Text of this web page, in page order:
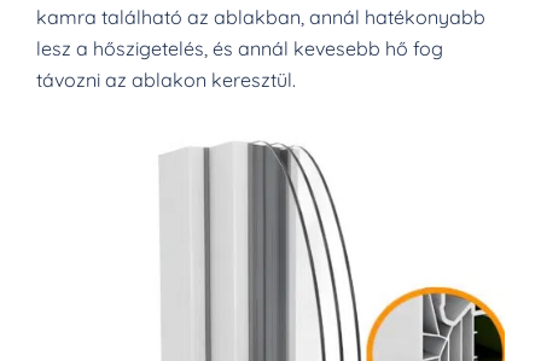
kamra található az ablakban, annál hatékonyabb
lesz a hőszigetelés, és annál kevesebb hő fog
távozni az ablakon keresztül.